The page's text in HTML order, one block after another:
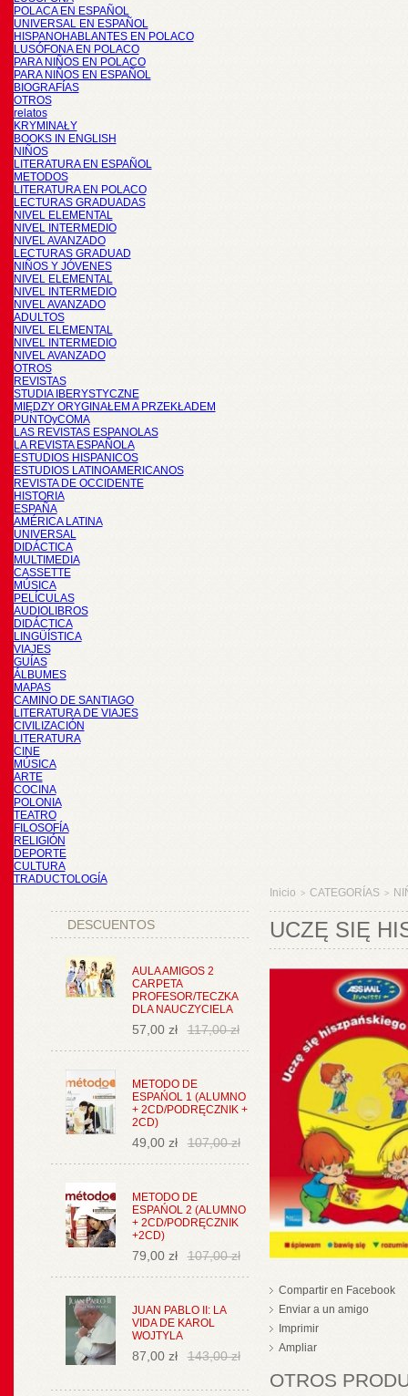
POLACA EN ESPAÑOL
UNIVERSAL EN ESPAÑOL
HISPANOHABLANTES EN POLACO
LUSÓFONA EN POLACO
PARA NIÑOS EN POLACO
PARA NIÑOS EN ESPAÑOL
BIOGRAFÍAS
OTROS
relatos
KRYMINAŁY
BOOKS IN ENGLISH
NIÑOS
LITERATURA EN ESPAÑOL
METODOS
LITERATURA EN POLACO
LECTURAS GRADUADAS
NIVEL ELEMENTAL
NIVEL INTERMEDIO
NIVEL AVANZADO
LECTURAS GRADUAD
NIÑOS Y JÓVENES
NIVEL ELEMENTAL
NIVEL INTERMEDIO
NIVEL AVANZADO
ADULTOS
NIVEL ELEMENTAL
NIVEL INTERMEDIO
NIVEL AVANZADO
OTROS
REVISTAS
STUDIA IBERYSTYCZNE
MIĘDZY ORYGINAŁEM A PRZEKŁADEM
PUNTOyCOMA
LAS REVISTAS ESPANOLAS
LA REVISTA ESPAÑOLA
ESTUDIOS HISPANICOS
ESTUDIOS LATINOAMERICANOS
REVISTA DE OCCIDENTE
HISTORIA
ESPAÑA
AMÉRICA LATINA
UNIVERSAL
DIDÁCTICA
MULTIMEDIA
CASSETTE
MÚSICA
PELÍCULAS
AUDIOLIBROS
DIDÁCTICA
LINGÜÍSTICA
VIAJES
GUÍAS
ÁLBUMES
MAPAS
CAMINO DE SANTIAGO
LITERATURA DE VIAJES
CIVILIZACIÓN
LITERATURA
CINE
MÚSICA
ARTE
COCINA
POLONIA
TEATRO
FILOSOFÍA
RELIGIÓN
DEPORTE
CULTURA
TRADUCTOLOGÍA
DESCUENTOS
AULA AMIGOS 2
CARPETA
PROFESOR/TECZKA
DLA NAUCZYCIELA
57,00 zł 117,00 zł
METODO DE
ESPAŃOL 1 (ALUMNO
+ 2CD/PODRĘCZNIK +
2CD)
49,00 zł 107,00 zł
METODO DE
ESPAŃOL 2 (ALUMNO
+ 2CD/PODRĘCZNIK
+2CD)
79,00 zł 107,00 zł
JUAN PABLO II: LA
VIDA DE KAROL
WOJTYLA
87,00 zł 143,00 zł
Inicio > CATEGORÍAS >
UCZĘ SIĘ
Compartir en Facebook
Enviar a un amigo
Imprimir
Ampliar
OTROS